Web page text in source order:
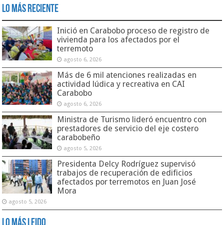
Lo Más Reciente
Inició en Carabobo proceso de registro de
vivienda para los afectados por el
terremoto
agosto 6, 2026
Más de 6 mil atenciones realizadas en
actividad lúdica y recreativa en CAI
Carabobo
agosto 6, 2026
Ministra de Turismo lideró encuentro con
prestadores de servicio del eje costero
carabobeño
agosto 5, 2026
Presidenta Delcy Rodríguez supervisó
trabajos de recuperación de edificios
afectados por terremotos en Juan José
Mora
agosto 5, 2026